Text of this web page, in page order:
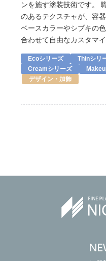
ンを施す塗装技術です。
のあるテクスチャが、容
ベースカラーやシブキの
合わせて自由なカスタマ
Ecoシリーズ
Thinシリ
Creamシリーズ
デザイン・加飾